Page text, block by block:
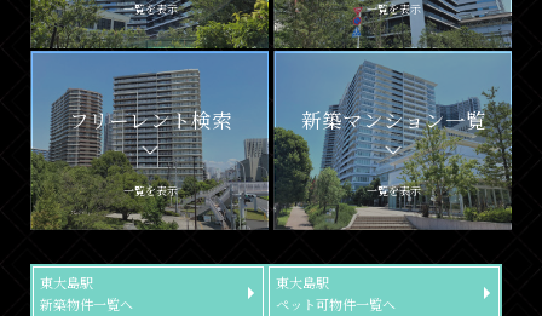
一覧を表示 一覧を表示
フリーレント検索
一覧を表示
新築マンション一覧
一覧を表示
東大島駅
新築物件一覧へ
東大島駅
ペット可物件一覧へ